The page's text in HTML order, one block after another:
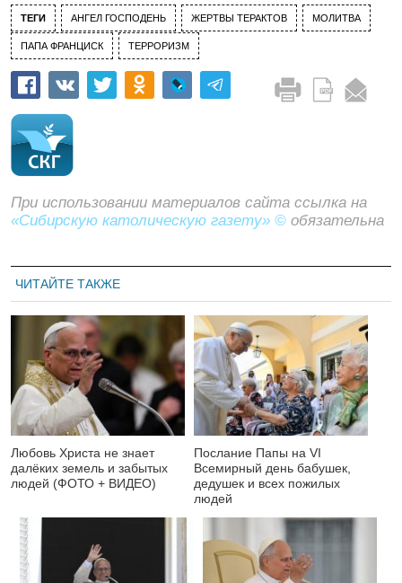
ТЕГИ АНГЕЛ ГОСПОДЕНЬ ЖЕРТВЫ ТЕРАКТОВ МОЛИТВА
ПАПА ФРАНЦИСК ТЕРРОРИЗМ
При использовании материалов сайта ссылка на
«Сибирскую католическую газету» © обязательна
ЧИТАЙТЕ ТАКЖЕ
Любовь Христа не знает
далёких земель и забытых
людей (ФОТО + ВИДЕО)
Послание Папы на VI
Всемирный день бабушек,
дедушек и всех пожилых
людей